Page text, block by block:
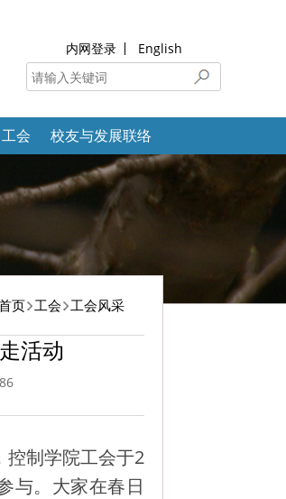
内网登录 English
工会 校友与发展联络
页 工会 工会风采
活动
控制学院工会于2
与。大家在春日